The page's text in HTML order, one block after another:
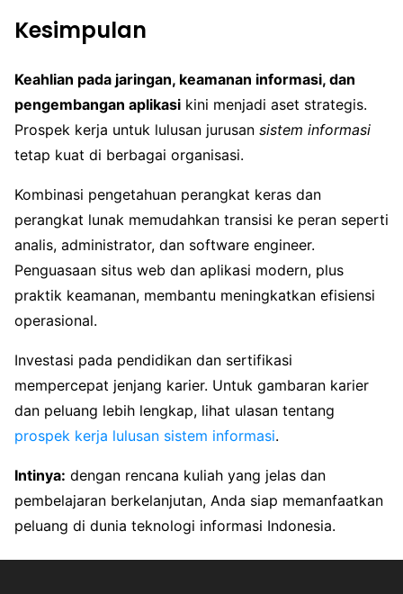
Kesimpulan
Keahlian pada jaringan, keamanan informasi, dan
pengembangan aplikasi kini menjadi aset strategis.
Prospek kerja untuk lulusan jurusan sistem informasi
tetap kuat di berbagai organisasi.
Kombinasi pengetahuan perangkat keras dan
perangkat lunak memudahkan transisi ke peran seperti
analis, administrator, dan software engineer.
Penguasaan situs web dan aplikasi modern, plus
praktik keamanan, membantu meningkatkan efisiensi
operasional.
Investasi pada pendidikan dan sertifikasi
mempercepat jenjang karier. Untuk gambaran karier
dan peluang lebih lengkap, lihat ulasan tentang
prospek kerja lulusan sistem informasi.
Intinya: dengan rencana kuliah yang jelas dan
pembelajaran berkelanjutan, Anda siap memanfaatkan
peluang di dunia teknologi informasi Indonesia.